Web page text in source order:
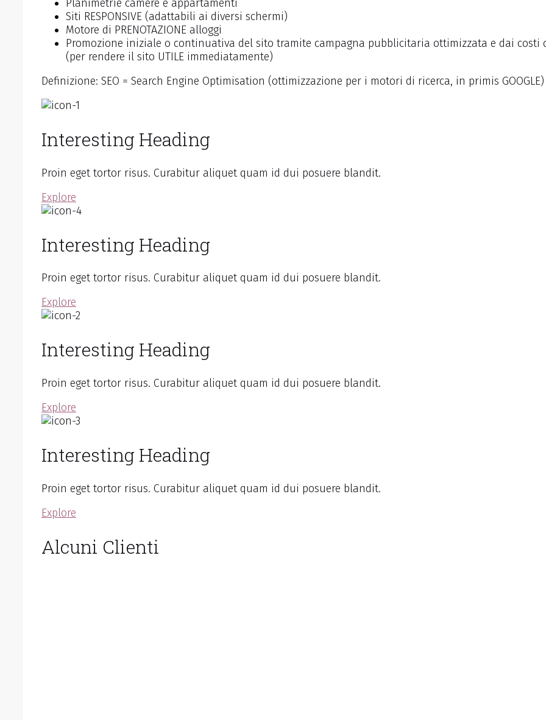
Planimetrie camere e appartamenti
Siti RESPONSIVE (adattabili ai diversi schermi)
Motore di PRENOTAZIONE alloggi
Promozione iniziale o continuativa del sito tramite campagna pubblicitaria ottimizzata e dai costi
(per rendere il sito UTILE immediatamente)
Definizione: SEO = Search Engine Optimisation (ottimizzazione per i motori di ricerca, in primis GOOGLE)
Interesting Heading
Proin eget tortor risus. Curabitur aliquet quam id dui posuere blandit.
Explore
Interesting Heading
Proin eget tortor risus. Curabitur aliquet quam id dui posuere blandit.
Explore
Interesting Heading
Proin eget tortor risus. Curabitur aliquet quam id dui posuere blandit.
Explore
Interesting Heading
Proin eget tortor risus. Curabitur aliquet quam id dui posuere blandit.
Explore
Alcuni Clienti